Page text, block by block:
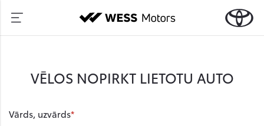
VĒLOS NOPIRKT LIETOTU AUTO
Vārds, uzvārds